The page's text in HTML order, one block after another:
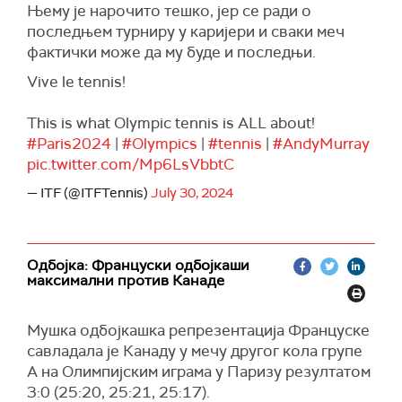
Њему је нарочито тешко, јер се ради о
последњем турниру у каријери и сваки меч
фактички може да му буде и последњи.
Vive le tennis!
This is what Olympic tennis is ALL about!
#Paris2024 | #Olympics | #tennis | #AndyMurray
pic.twitter.com/Mp6LsVbbtC
— ITF (@ITFTennis) July 30, 2024
Одбојка: Француски одбојкаши
максимални против Канаде
Мушка одбојкашка репрезентација Француске
савладала је Канаду у мечу другог кола групе
А на Олимпијским играма у Паризу резултатом
3:0 (25:20, 25:21, 25:17).